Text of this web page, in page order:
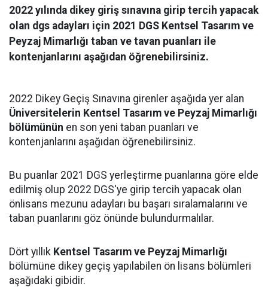
2022 yılında dikey giriş sınavına girip tercih yapacak
olan dgs adayları için 2021 DGS Kentsel Tasarım ve
Peyzaj Mimarlığı taban ve tavan puanları ile
kontenjanlarını aşağıdan öğrenebilirsiniz.
2022 Dikey Geçiş Sınavına girenler aşağıda yer alan
Üniversitelerin Kentsel Tasarım ve Peyzaj Mimarlığı
bölümünün en son yeni taban puanları ve
kontenjanlarını aşağıdan öğrenebilirsiniz.
Bu puanlar 2021 DGS yerleştirme puanlarına göre elde
edilmiş olup 2022 DGS'ye girip tercih yapacak olan
önlisans mezunu adayları bu başarı sıralamalarını ve
taban puanlarını göz önünde bulundurmalılar.
Dört yıllık Kentsel Tasarım ve Peyzaj Mimarlığı
bölümüne dikey geçiş yapılabilen ön lisans bölümleri
aşağıdaki gibidir.